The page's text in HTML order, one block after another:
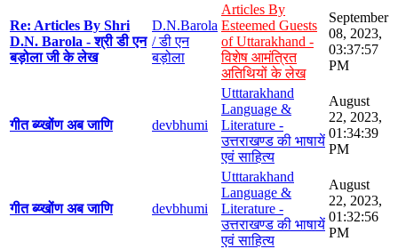
Re: Articles By Shri
D.N. Barola - श्री डी एन
बड़ोला जी के लेख
D.N.Barola
/ डी एन
बड़ोला
Articles By
Esteemed Guests
of Uttarakhand -
विशेष आमंत्रित
अतिथियों के लेख
September
08, 2023,
03:37:57
PM
गीत ब्य्खोंण अब जाणि devbhumi
Utttarakhand
Language &
Literature -
उत्तराखण्ड की भाषायें
एवं साहित्य
August
22, 2023,
01:34:39
PM
गीत ब्य्खोंण अब जाणि devbhumi
Utttarakhand
Language &
Literature -
उत्तराखण्ड की भाषायें
एवं साहित्य
August
22, 2023,
01:32:56
PM